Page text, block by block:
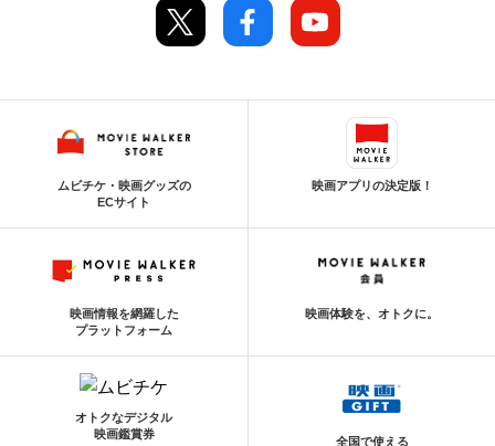
ムビチケ・映画グッズの
ECサイト
映画アプリの決定版！
映画情報を網羅した
プラットフォーム
映画体験を、オトクに。
オトクなデジタル
映画鑑賞券
全国で使える